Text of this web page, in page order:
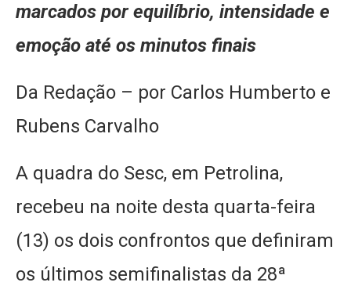
marcados por equilíbrio, intensidade e
emoção até os minutos finais
Da Redação – por Carlos Humberto e
Rubens Carvalho
A quadra do Sesc, em Petrolina,
recebeu na noite desta quarta-feira
(13) os dois confrontos que definiram
os últimos semifinalistas da 28ª